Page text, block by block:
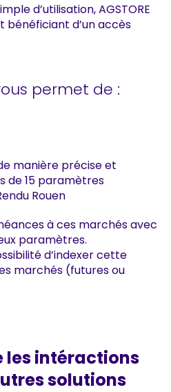
d’utilisation, AGSTORE
bénéficiant d’un accès
permet de :
manière précise et
de 15 paramètres
Rouen
à ces marchés avec
paramètres.
d’indexer cette
marchés (futures ou
les intéractions
solutions